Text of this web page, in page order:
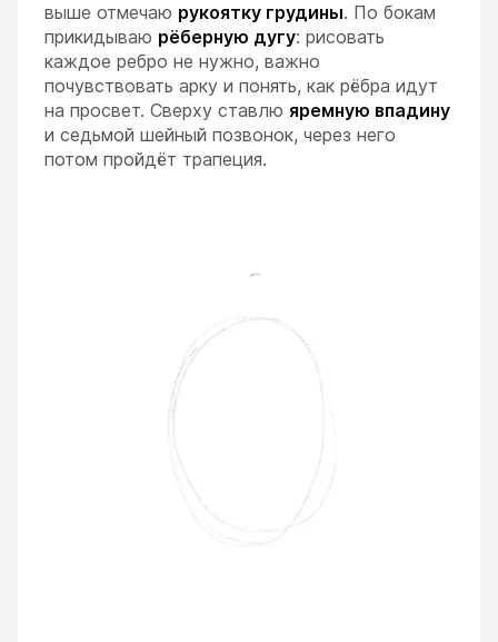
ESC
выше отмечаю рукоятку грудины. По бокам
прикидываю рёберную дугу: рисовать
каждое ребро не нужно, важно
почувствовать арку и понять, как рёбра идут
на просвет. Сверху ставлю яремную впадину
и седьмой шейный позвонок, через него
потом пройдёт трапеция.